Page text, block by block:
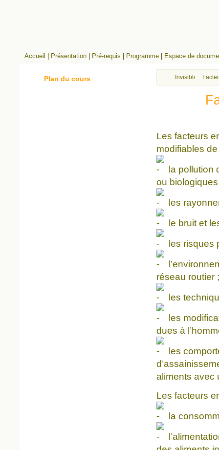
Accueil Présentation Pré-requis Programme Espace de
Invisibles
Les facteurs
modifiables
la pollution
ou
les
le bruit et
les risques
réseau routier ;
les
les
dues à
les
aliments avec
Les facteurs
la
Plan du cours